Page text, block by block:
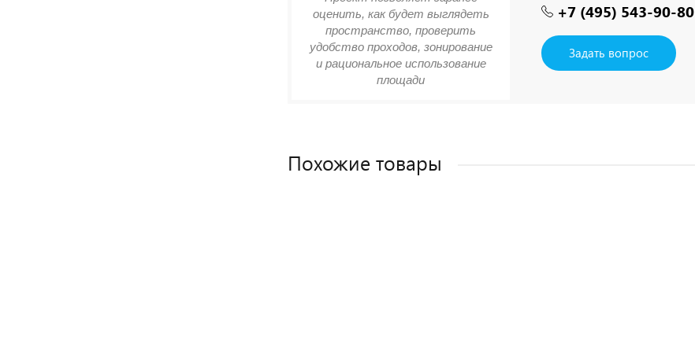
+7 (495) 543-90-80
Задать вопрос
оценить, как будет выглядеть
пространство, проверить
удобство проходов, зонирование
и рациональное использование
площади
Похожие товары